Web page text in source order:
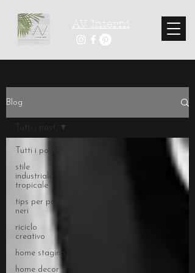
AV Interni
Blog
Tutti i post
stile
industriale
tropicale
tips per pollici
neri
riciclo
creativo
home staging
home decor